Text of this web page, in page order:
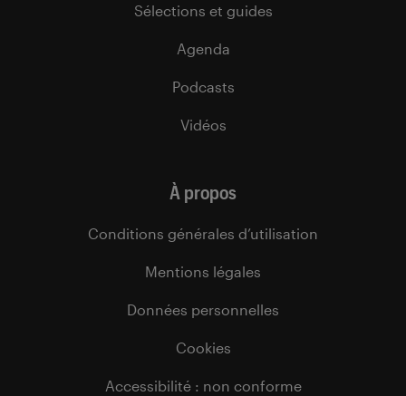
Sélections et guides
Agenda
Podcasts
Vidéos
À propos
Conditions générales d’utilisation
Mentions légales
Données personnelles
Cookies
Accessibilité : non conforme